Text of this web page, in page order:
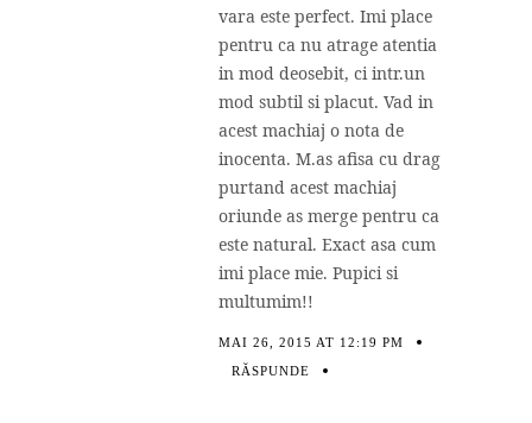
vara este perfect. Imi place
pentru ca nu atrage atentia
in mod deosebit, ci intr.un
mod subtil si placut. Vad in
acest machiaj o nota de
inocenta. M.as afisa cu drag
purtand acest machiaj
oriunde as merge pentru ca
este natural. Exact asa cum
imi place mie. Pupici si
multumim!!
MAI 26, 2015 AT 12:19 PM
RĂSPUNDE